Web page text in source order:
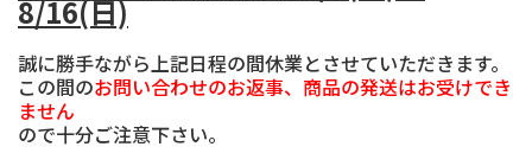
8/16(日)
誠に勝手ながら上記日程の間休業とさせていただきます。
この間のお問い合わせのお返事、商品の発送はお受けでき
ません
ので十分ご注意下さい。